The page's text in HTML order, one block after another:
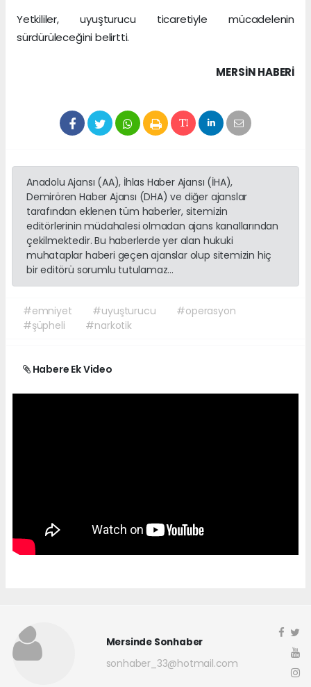
Yetkililer, uyuşturucu ticaretiyle mücadelenin
sürdürüleceğini belirtti.
MERSIN HABERİ
Anadolu Ajansı (AA), İhlas Haber Ajansı (İHA),
Demirören Haber Ajansı (DHA) ve diğer ajanslar
tarafından eklenen tüm haberler, sitemizin
editörlerinin müdahalesi olmadan ajans kanallarından
çekilmektedir. Bu haberlerde yer alan hukuki
muhataplar haberi geçen ajanslar olup sitemizin hiç
bir editörü sorumlu tutulamaz...
#emniyet #uyuşturucu
#operasyon
#şüpheli
#narkotik
Habere Ek Video
Mersinde Sonhaber
sonhaber_33@hotmail.com